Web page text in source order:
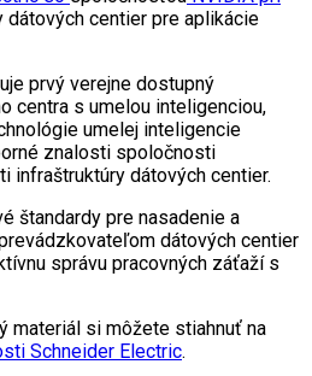
centier pre aplikácie
prvý verejne dostupný
centra s umelou inteligenciou,
umelej inteligencie
znalosti spoločnosti
infraštruktúry dátových centier.
štandardy pre nasadenie a
dátových centier
správu pracovných záťaží s
materiál si môžete stiahnuť na
Schneider Electric.